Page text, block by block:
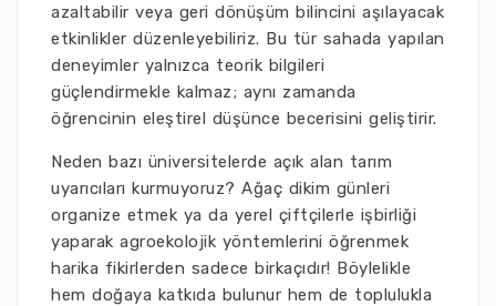
azaltabilir veya geri dönüşüm bilincini aşılayacak
etkinlikler düzenleyebiliriz. Bu tür sahada yapılan
deneyimler yalnızca teorik bilgileri
güçlendirmekle kalmaz; aynı zamanda
öğrencinin eleştirel düşünce becerisini geliştirir.
Neden bazı üniversitelerde açık alan tarım
uyarıcıları kurmuyoruz? Ağaç dikim günleri
organize etmek ya da yerel çiftçilerle işbirliği
yaparak agroekolojik yöntemlerini öğrenmek
harika fikirlerden sadece birkaçıdır! Böylelikle
hem doğaya katkıda bulunur hem de toplulukla